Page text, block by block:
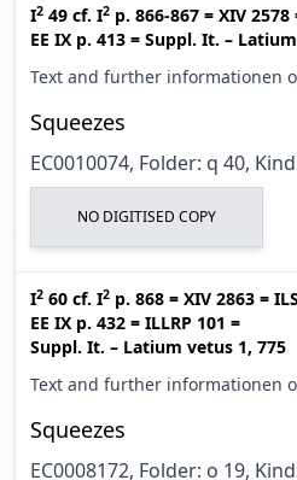
I2 49 cf. I2 p. 866-867 = XIV 2578
EE IX p. 413 = Suppl. It. –
Text and further informationen
Squeezes
EC0010074, Folder: q 40,
NO DIGITISED COPY
I2 60 cf. I2 p. 868 = XIV 2863 =
EE IX p. 432 = ILLRP 101 =
Suppl. It. – Latium vetus 1, 775
Text and further informationen
Squeezes
EC0008172, Folder: o 19,